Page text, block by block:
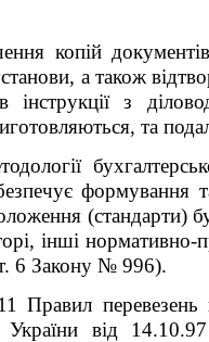
копій
а також
інструкції з
та
формування
(стандарти)
інші нормативно-
6 Закону № 996).
Правил перевезень
України від